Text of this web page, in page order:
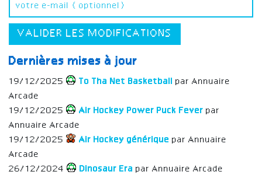
VALIDER LES MODIFICATIONS
Dernières mises à jour
19/12/2025 To Tha Net Basketball par Annuaire
Arcade
19/12/2025
Air Hockey Power Puck Fever par
Annuaire Arcade
19/12/2025
Air Hockey générique par Annuaire
Arcade
26/12/2024
Dinosaur Era par Annuaire Arcade